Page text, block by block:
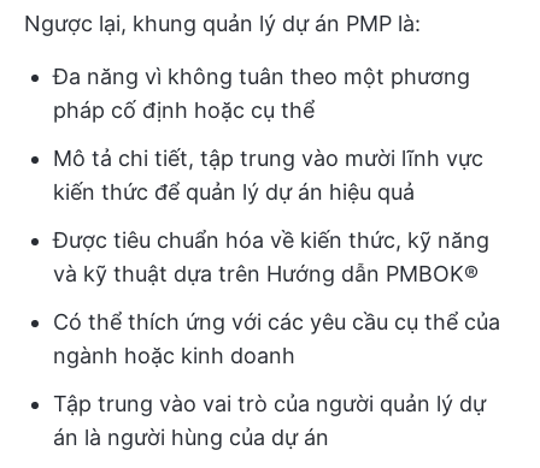
Ngược lại, khung quản lý dự án PMP là:
Đa năng vì không tuân theo một phương
pháp cố định hoặc cụ thể
Mô tả chi tiết, tập trung vào mười lĩnh vực
kiến thức để quản lý dự án hiệu quả
Được tiêu chuẩn hóa về kiến thức, kỹ năng
và kỹ thuật dựa trên Hướng dẫn PMBOK®
Có thể thích ứng với các yêu cầu cụ thể của
ngành hoặc kinh doanh
Tập trung vào vai trò của người quản lý dự
án là người hùng của dự án